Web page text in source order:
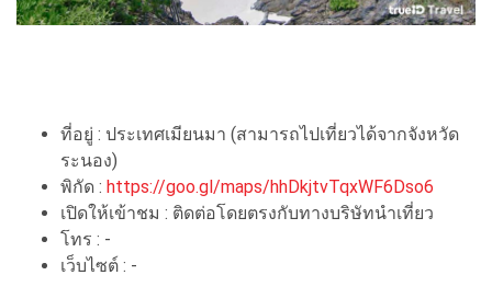
ที่อยู่ : ประเทศเมียนมา (สามารถไปเที่ยวได้จากจังหวัด
ระนอง)
พิกัด : https://goo.gl/maps/hhDkjtvTqxWF6Dso6
เปิดให้เข้าชม : ติดต่อโดยตรงกับทางบริษัทนำเที่ยว
โทร : -
เว็บไซต์ : -